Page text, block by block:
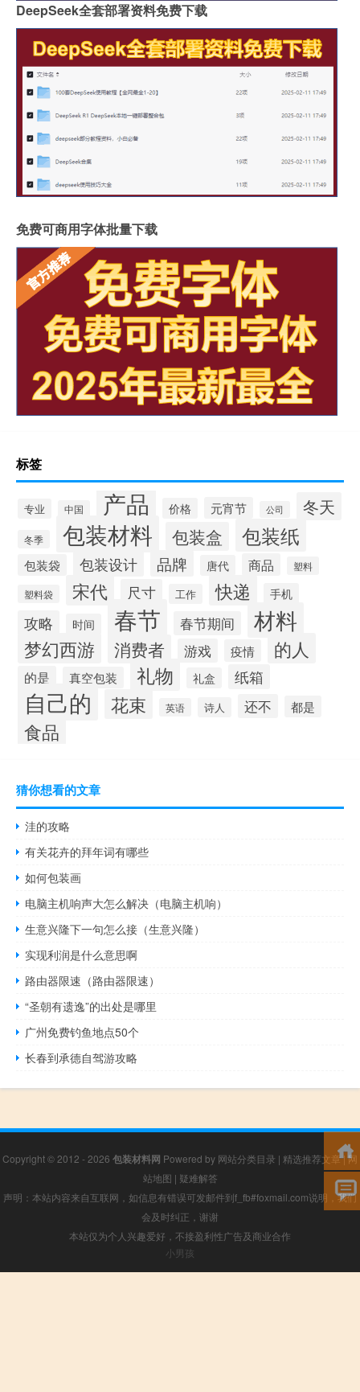
DeepSeek全套部署资料免费下载
免费可商用字体批量下载
标签
专业 中国 产品 价格 元宵节 公司 冬天
冬季 包装材料 包装盒 包装纸
包装袋 包装设计 品牌 唐代 商品 塑料
塑料袋 宋代 尺寸 工作 快递 手机
攻略 时间 春节 春节期间 材料
梦幻西游 消费者 游戏 疫情 的人
的是 真空包装 礼物 礼盒 纸箱
自己的 花束 英语 诗人 还不 都是
食品
猜你想看的文章
洼的攻略
有关花卉的拜年词有哪些
如何包装画
电脑主机响声大怎么解决（电脑主机响）
生意兴隆下一句怎么接（生意兴隆）
实现利润是什么意思啊
路由器限速（路由器限速）
“圣朝有遗逸”的出处是哪里
广州免费钓鱼地点50个
长春到承德自驾游攻略
Copyright © 2012 - 2026 包装材料网 Powered by 网站分类目录 | 精选推荐文章|网
站地图 | 疑难解答
声明：本站内容来自互联网，如信息有错误可发邮件到f_fb#foxmail.com说明，我们
会及时纠正，谢谢
本站仅为个人兴趣爱好，不接盈利性广告及商业合作
小男孩